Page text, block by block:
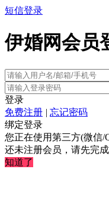
短信登录
伊婚网会员
登录
免费注册 | 忘记密码
绑定登录
您正在使用第三方(微信/
还未注册会员，请先完成
知道了